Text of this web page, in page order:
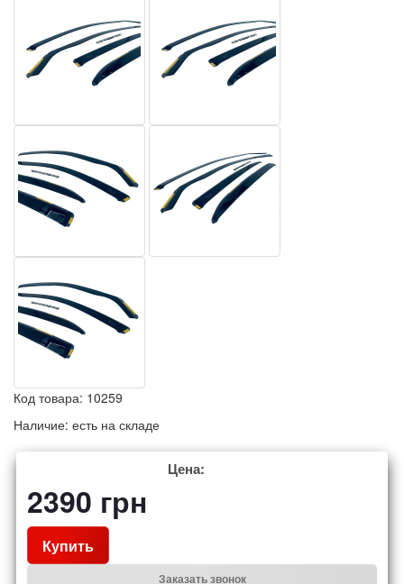
Код товара: 10259
Наличие: есть на складе
Цена:
2390 грн
Купить
Заказать звонок